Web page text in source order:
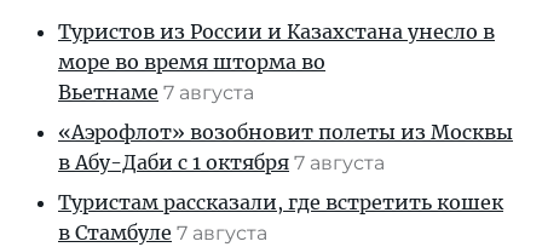
Туристов из России и Казахстана унесло в
море во время шторма во
Вьетнаме 7 августа
«Аэрофлот» возобновит полеты из Москвы
в Абу-Даби с 1 октября 7 августа
Туристам рассказали, где встретить кошек
в Стамбуле 7 августа